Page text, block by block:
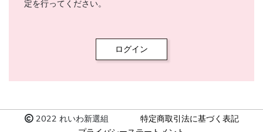
定を行ってください。
ログイン
2022 れいわ新選組
特定商取引法に基づく表記